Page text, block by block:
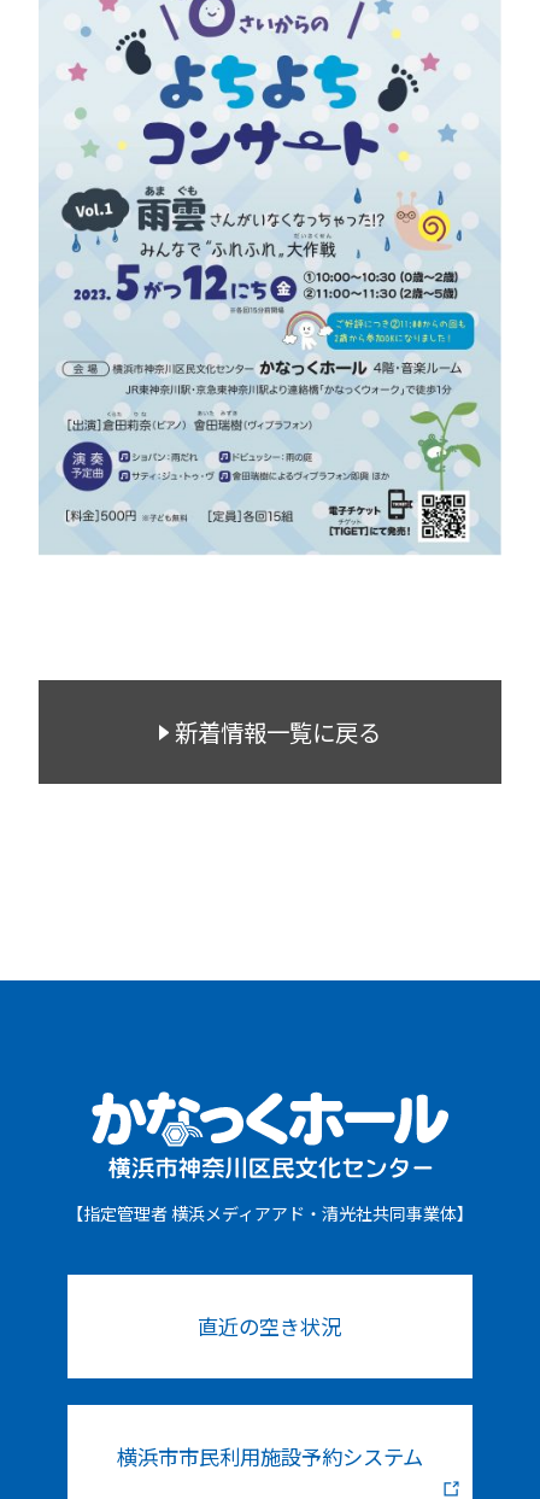
新着情報一覧に戻る
【指定管理者 横浜メディアアド・清光社共同事業体】
直近の空き状況
横浜市市民利用施設予約システム